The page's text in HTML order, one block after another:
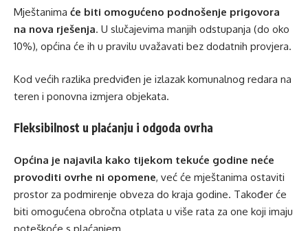
Mještanima će biti omogućeno podnošenje prigovora
na nova rješenja. U slučajevima manjih odstupanja (do oko
10%), općina će ih u pravilu uvažavati bez dodatnih provjera.
Kod većih razlika predviđen je izlazak komunalnog redara na
teren i ponovna izmjera objekata.
Fleksibilnost u plaćanju i odgoda ovrha
Općina je najavila kako tijekom tekuće godine neće
provoditi ovrhe ni opomene, već će mještanima ostaviti
prostor za podmirenje obveza do kraja godine. Također će
biti omogućena obročna otplata u više rata za one koji imaju
poteškoće s plaćanjem.